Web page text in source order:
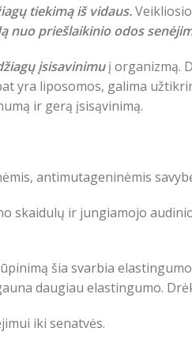
tiekimą iš vidaus.
nuo priešlaikinio odos
įsisavinimuį organizmą.
yra liposomos, galima
ir gerą įsisąvinimą.
antimutageninėmis
skaidulų ir jungiamojo
šia svarbia
daugiau elastingumo.
iki senatvės.